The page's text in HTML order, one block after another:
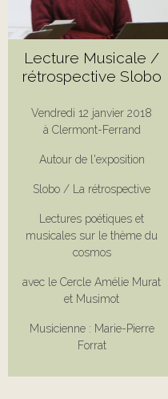
Lecture Musicale /
rétrospective Slobo
Vendredi 12 janvier 2018
à Clermont-Ferrand
Autour de l'exposition
Slobo / La rétrospective
Lectures poétiques et
musicales sur le thème du
cosmos
avec le Cercle Amélie Murat
et Musimot
Musicienne : Marie-Pierre
Forrat